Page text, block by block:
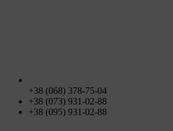
+38 (068) 378-75-04
+38 (073) 931-02-88
+38 (095) 931-02-88